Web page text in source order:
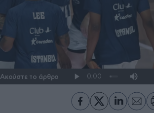
Ακούστε το άρθρο